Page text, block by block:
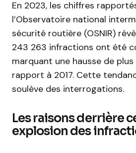
En 2023, les chiffres
l’Observatoire national
sécurité routière (OSNIR)
243 263 infractions ont été
marquant une hausse de
rapport à 2017. Cette
soulève des interrogations.
Les raisons derrière
explosion des